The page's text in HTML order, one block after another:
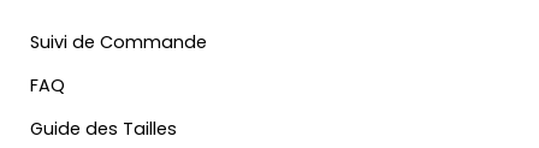
Suivi de Commande
FAQ
Guide des Tailles